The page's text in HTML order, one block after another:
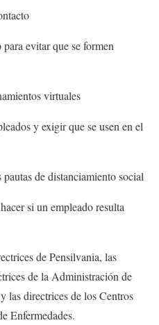
evitar que se formen
virtuales
y exigir que se usen en el
de distanciamiento social
si un empleado resulta
de Pensilvania, las
de la Administración de
las directrices de los Centros
Enfermedades.